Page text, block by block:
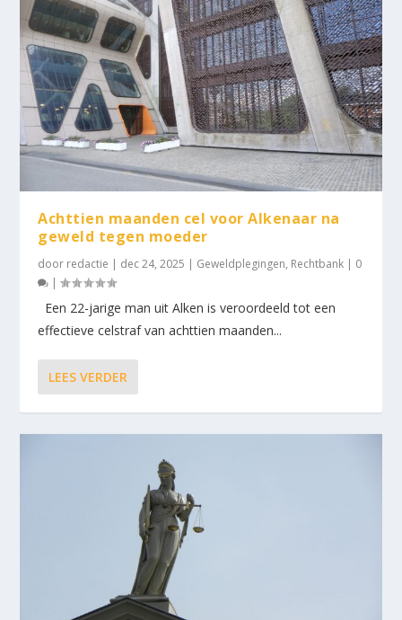
Achttien maanden cel voor Alkenaar na
geweld tegen moeder
door redactie dec 24, 2025 Geweldplegingen, Rechtbank
0
|
Een 22-jarige man uit Alken is veroordeeld tot een
effectieve celstraf van achttien maanden...
LEES VERDER